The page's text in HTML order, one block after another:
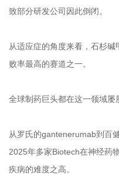
致部分研发公司因此倒闭。
从适应症的角度来看，石杉
败率最高的赛道之一。
全球制药巨头都在这一领域
从罗氏的gantenerumab到百
2025年多家Biotech在神经药
疾病的难度之高。